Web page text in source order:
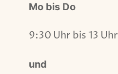
Mo bis Do
9:30 Uhr bis 13 Uhr
und